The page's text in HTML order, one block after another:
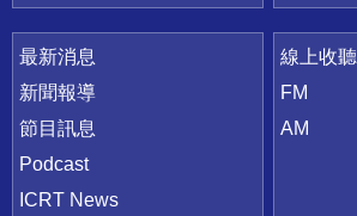
最新消息
新聞報導
節目訊息
Podcast
ICRT News
線上收聽
FM
AM